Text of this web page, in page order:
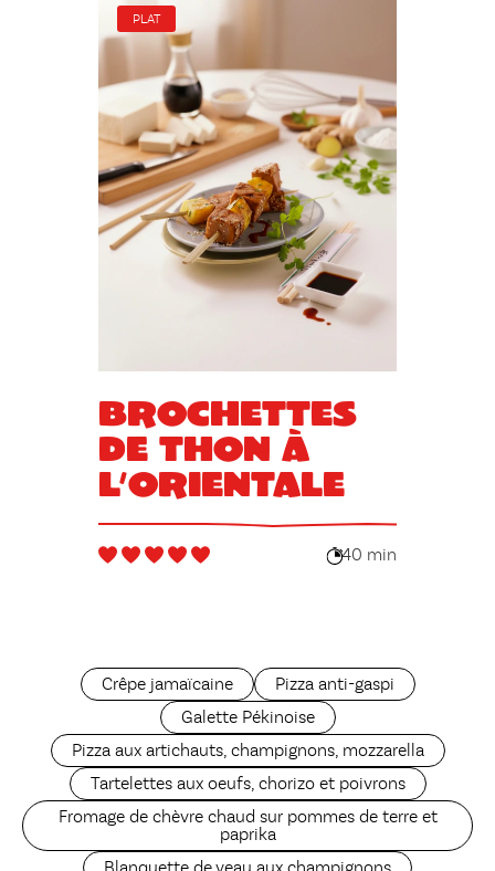
PLAT
Brochettes
de thon à
l’orientale
40 min
Crêpe jamaïcaine
Pizza anti-gaspi
Galette Pékinoise
Pizza aux artichauts, champignons, mozzarella
Tartelettes aux oeufs, chorizo et poivrons
Fromage de chèvre chaud sur pommes de terre et
paprika